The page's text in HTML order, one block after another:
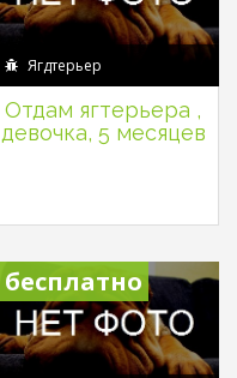
Ягдтерьер
Отдам ягтерьера ,
девочка, 5 месяцев
бесплатно